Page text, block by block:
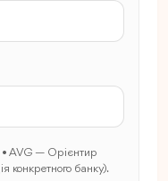
• AVG — Орієнтир
конкретного банку).